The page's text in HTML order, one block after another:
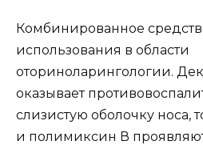
Комбинированное
использования в области
оториноларингологии.
оказывает
слизистую оболочку носа,
и полимиксин В